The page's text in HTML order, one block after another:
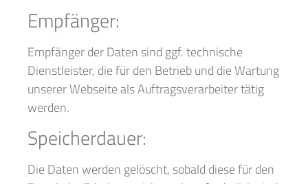
Empfänger:
Empfänger der Daten sind ggf. technische
Dienstleister, die für den Betrieb und die Wartung
unserer Webseite als Auftragsverarbeiter tätig
werden.
Speicherdauer:
Die Daten werden gelöscht, sobald diese für den